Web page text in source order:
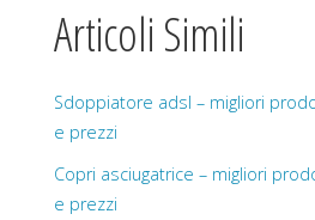
Articoli Simili
Sdoppiatore adsl – migliori
e prezzi
Copri asciugatrice – migliori
e prezzi